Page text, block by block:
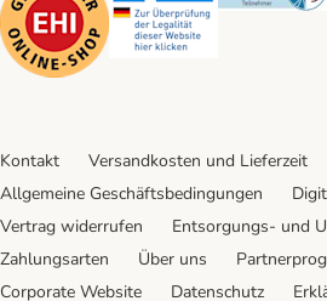
Kontakt Versandkosten und Lieferzeit
Allgemeine Geschäftsbedingungen
Vertrag widerrufen
Entsorgungs- und
Zahlungsarten
Über uns
Corporate Website
Datenschutz